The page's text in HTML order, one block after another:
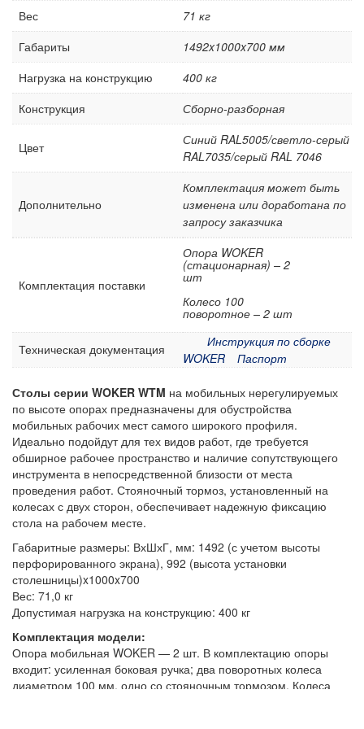
Аксессуары для верстаков Gresson
Аксессуары для столов промышленных Gresson
воздуха
Нестандартные верстаки, столы по индивидуальному
заказу
Шкафы инструментальные
Тележки и тумбы для инструмента
Тумбы, шкафы и тележки диагностические /
Антистатическая мебель ESD
Мебель для чистых помещений
Перфорированные панели, подвесы и крюки
Хранение метизов и мелких деталей
Пластиковые лотки и ячейки
Стеллажи металлические
Шкафы металлические
Сейфы
Рабочие стулья
Тележки ручные для перевозки грузов
Колеса и колесные опоры
Аксессуары для сварки
Контейнеры производственные
Грузоподъемное оборудование
Нестандартные изделия
Платформы подкатные SF
Вес
71 кг
Габариты
1492x1000x700 мм
Нагрузка на конструкцию
400 кг
Конструкция
Сборно-разборная
Цвет
Синий RAL5005/светло-серый
RAL7035/серый RAL 7046
Дополнительно
Комплектация может быть
изменена или доработана по
запросу заказчика
Комплектация поставки
Опора WOKER
(стационарная) – 2
шт
Колесо 100
поворотное – 2 шт
Техническая документация
Инструкция по сборке
WOKER
Паспорт
Столы серии WOKER WTM на мобильных нерегулируемых
по высоте опорах предназначены для обустройства
мобильных рабочих мест самого широкого профиля.
Идеально подойдут для тех видов работ, где требуется
обширное рабочее пространство и наличие сопутствующего
инструмента в непосредственной близости от места
проведения работ. Стояночный тормоз, установленный на
колесах с двух сторон, обеспечивает надежную фиксацию
стола на рабочем месте.
Габаритные размеры: ВхШхГ, мм: 1492 (с учетом высоты
перфорированного экрана), 992 (высота установки
столешницы)x1000x700
Вес: 71,0 кг
Допустимая нагрузка на конструкцию: 400 кг
Комплектация модели:
Опора мобильная WOKER — 2 шт. В комплектацию опоры
входит: усиленная боковая ручка; два поворотных колеса
диаметром 100 мм, одно со стояночным тормозом. Колеса